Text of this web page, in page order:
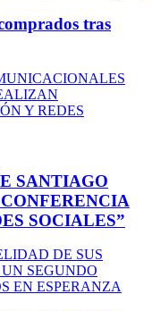
tras
SANTIAGO
SOCIALES”